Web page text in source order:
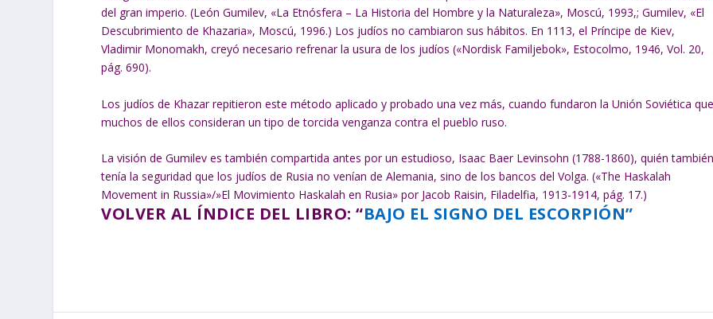
del gran imperio. (León Gumilev, «La Etnósfera – La Historia del Hombre y la Naturaleza», Moscú, 1993,; Gumilev, «El
Descubrimiento de Khazaria», Moscú, 1996.) Los judíos no cambiaron sus hábitos. En 1113, el Príncipe de Kiev,
Vladimir Monomakh, creyó necesario refrenar la usura de los judíos («Nordisk Familjebok», Estocolmo, 1946, Vol. 20,
pág. 690).
Los judíos de Khazar repitieron este método aplicado y probado una vez más, cuando fundaron la Unión Soviética
muchos de ellos consideran un tipo de torcida venganza contra el pueblo ruso.
La visión de Gumilev es también compartida antes por un estudioso, Isaac Baer Levinsohn (1788-1860), quién
tenía la seguridad que los judíos de Rusia no venían de Alemania, sino de los bancos del Volga. («The Haskalah
Movement in Russia»/»El Movimiento Haskalah en Rusia» por Jacob Raisin, Filadelfia, 1913-1914, pág. 17.)
VOLVER AL ÍNDICE DEL LIBRO: “BAJO EL SIGNO DEL ESCORPIÓN”